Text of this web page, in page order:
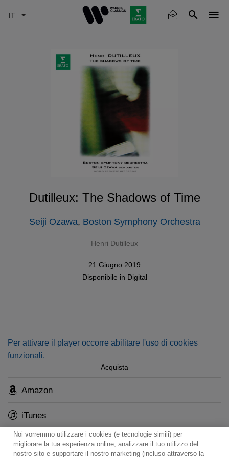
Dutilleux: The Shadows of Time
Seiji Ozawa, Boston Symphony Orchestra
Henri Dutilleux
21 Giugno 2019
Disponibile in Digital
Per attivare il player occorre abilitare l'uso di cookies
funzionali.
Acquista
Amazon
iTunes
Qobuz
Noi vorremmo utilizzare i cookies (e tecnologie simili) per
migliorare la tua esperienza online, analizzare il tuo utilizzo del
nostro sito e supportare il nostro marketing (incluso attraverso la